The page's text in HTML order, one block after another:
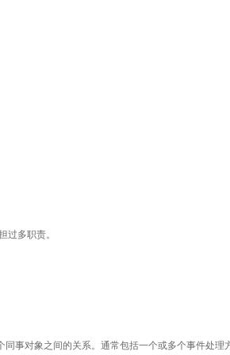
过多职责。
事对象之间的关系。通常包括一个或多个事件处理